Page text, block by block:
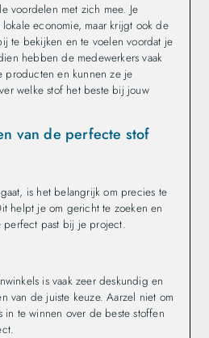
voordelen met zich mee. Je
economie, maar krijgt ook de
te bekijken en te voelen voordat je
hebben de medewerkers vaak
producten en kunnen ze je
welke stof het beste bij jouw
van de perfecte stof
is het belangrijk om precies te
helpt je om gericht te zoeken en
perfect past bij je project.
is vaak zeer deskundig en
van de juiste keuze. Aarzel niet om
in te winnen over de beste stoffen